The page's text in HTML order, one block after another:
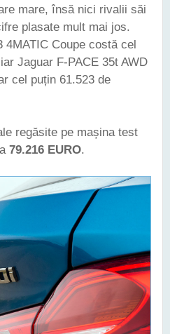
mare, însă nici rivalii săi
plasate mult mai jos.
4MATIC Coupe costă cel
Jaguar F-PACE 35t AWD
cel puțin 61.523 de
regăsite pe mașina test
79.216 EURO.